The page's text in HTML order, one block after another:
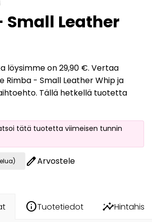
Small Leather
löysimme on 29,90 €. Vertaa
Rimba - Small Leather Whip ja
Tällä hetkellä tuotetta
tätä tuotetta viimeisen tunnin
editArvostele
infoTuotetiedot insights